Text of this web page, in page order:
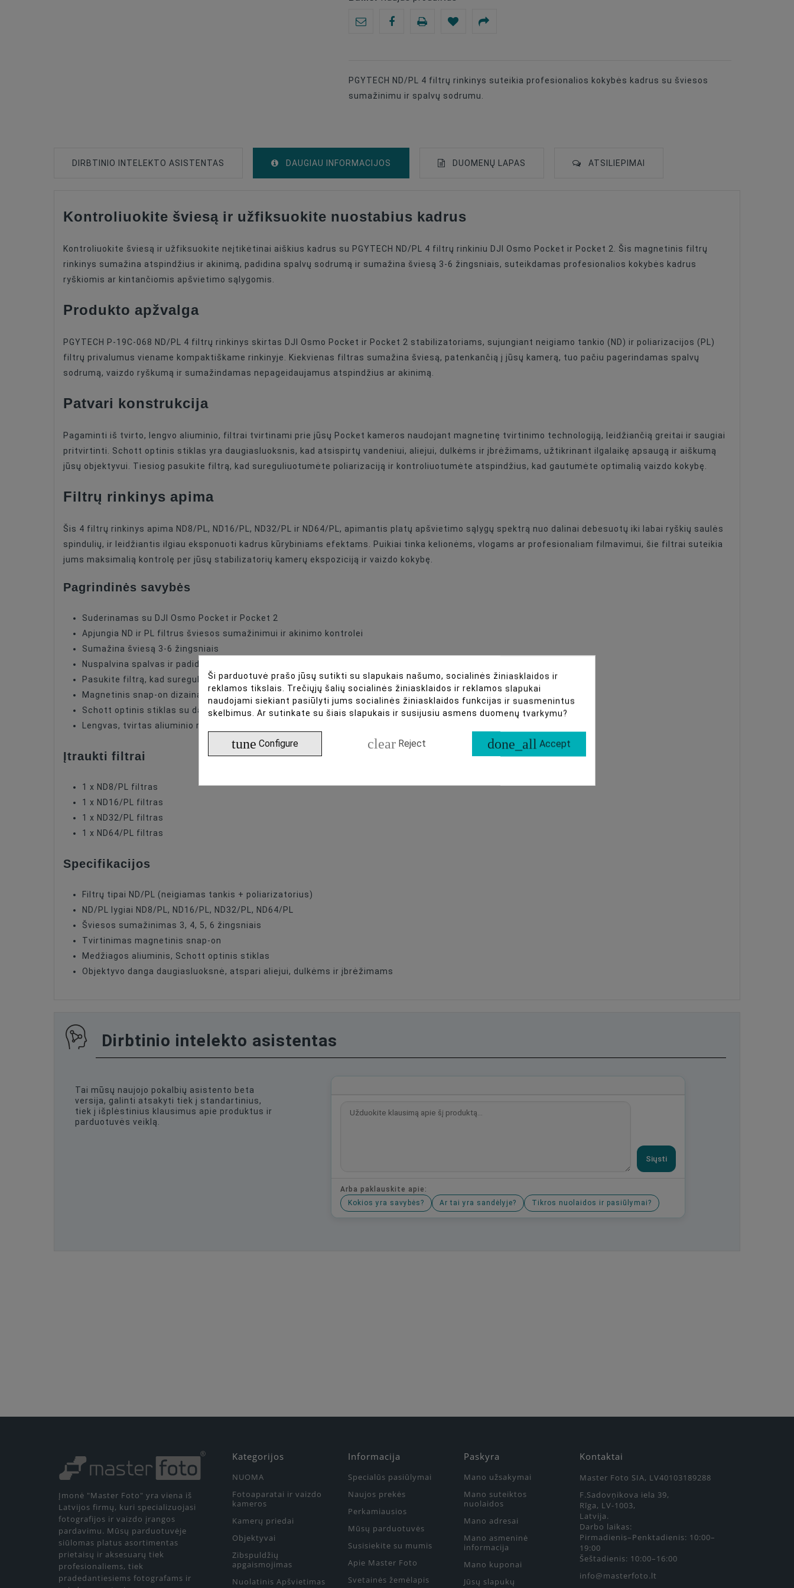
PGYTECH ND/PL 4 filtrų rinkinys suteikia profesionalios kokybės kadrus su šviesos
sumažinimu ir spalvų sodrumu.
DIRBTINIO INTELEKTO ASISTENTAS DAUGIAU INFORMACIJOS DUOMENŲ LAPAS ATSILIEPIMAI
Type Of Product Kameros Priedas - Filtrų Rinkinys
Filter Size DJI Osmo
Filter Density
Kontroliuokite šviesą ir užfiksuokite nuostabius kadrus
Kontroliuokite šviesą ir užfiksuokite neįtikėtinai aiškius kadrus su PGYTECH ND/PL 4 filtrų rinkiniu DJI Osmo Pocket ir Pocket 2. Šis magnetinis filtrų
rinkinys sumažina atspindžius ir akinimą, padidina spalvų sodrumą ir sumažina šviesą 3-6 žingsniais, suteikdamas profesionalios kokybės kadrus
ryškiomis ar kintančiomis apšvietimo sąlygomis.
Produkto apžvalga
PGYTECH P-19C-068 ND/PL 4 filtrų rinkinys skirtas DJI Osmo Pocket ir Pocket 2 stabilizatoriams, sujungiant neigiamo tankio (ND) ir poliarizacijos (PL)
filtrų privalumus viename kompaktiškame rinkinyje. Kiekvienas filtras sumažina šviesą, patenkančią į jūsų kamerą, tuo pačiu pagerindamas spalvų
sodrumą, vaizdo ryškumą ir sumažindamas nepageidaujamus atspindžius ar akinimą.
Patvari konstrukcija
Pagaminti iš tvirto, lengvo aliuminio, filtrai tvirtinami prie jūsų Pocket kameros naudojant magnetinę tvirtinimo technologiją, leidžiančią greitai ir saugiai
pritvirtinti. Schott optinis stiklas yra daugiasluoksnis, kad atsispirtų vandeniui, aliejui, dulkėms ir įbrėžimams, užtikrinant ilgalaikę apsaugą ir aiškumą
jūsų objektyvui. Tiesiog pasukite filtrą, kad sureguliuotumėte poliarizaciją ir kontroliuotumėte atspindžius, kad gautumėte optimalią vaizdo kokybę.
Filtrų rinkinys apima
Šis 4 filtrų rinkinys apima ND8/PL, ND16/PL, ND32/PL ir ND64/PL, apimantis platų apšvietimo sąlygų spektrą nuo dalinai debesuotų iki labai ryškių saulės
spindulių, ir leidžiantis ilgiau eksponuoti kadrus kūrybiniams efektams. Puikiai tinka kelionėms, vlogams ar profesionaliam filmavimui, šie filtrai suteikia
jums maksimalią kontrolę per jūsų stabilizatorių kamerų ekspoziciją ir vaizdo kokybę.
Pagrindinės savybės
Suderinamas su DJI Osmo Pocket ir Pocket 2
Apjungia ND ir PL filtrus šviesos sumažinimui ir akinimo kontrolei
Sumažina šviesą 3-6 žingsniais
Nuspalvina spalvas ir padidina vaizdo ryškumą
Pasukite filtrą, kad sureguliuotumėte poliarizaciją ir sumažintumėte atspindžius
Magnetinis snap-on dizainas greitam montavimui
Schott optinis stiklas su daugiasluoksniu danga, atsparia vandeniui, aliejui ir įbrėžimams
Lengvas, tvirtas aliuminio rėmas
Įtraukti filtrai
1 x ND8/PL filtras
1 x ND16/PL filtras
1 x ND32/PL filtras
1 x ND64/PL filtras
Specifikacijos
Filtrų tipai ND/PL (neigiamas tankis + poliarizatorius)
ND/PL lygiai ND8/PL, ND16/PL, ND32/PL, ND64/PL
Šviesos sumažinimas 3, 4, 5, 6 žingsniais
Tvirtinimas magnetinis snap-on
Medžiagos aliuminis, Schott optinis stiklas
Objektyvo danga daugiasluoksnė, atspari aliejui, dulkėms ir įbrėžimams
Dirbtinio intelekto asistentas
Tai mūsų naujojo pokalbių asistento beta
versija, galinti atsakyti tiek į standartinius,
tiek į išplėstinius klausimus apie produktus ir
parduotuvės veiklą.
Siųsti
Arba paklauskite apie:
Kokios yra savybės?
Ar tai yra sandėlyje? Tikros nuolaidos ir pasiūlymai?
Įmonė "Master Foto" yra viena iš
Latvijos firmų, kuri specializuojasi
fotografijos ir vaizdo įrangos
pardavimu. Mūsų parduotuvėje
siūlomas platus asortimentas
prietaisų ir aksesuarų tiek
profesionaliems, tiek
pradedantiesiems fotografams ir
Kategorijos
NUOMA
Fotoaparatai ir vaizdo
kameros
Kamerų priedai
Objektyvai
Zibspuldžių
apgaismojimas
Nuolatinis Apšvietimas
Informacija
Specialūs pasiūlymai
Naujos prekės
Perkamiausios
Mūsų parduotuvės
Susisiekite su mumis
Apie Master Foto
Svetainės žemėlapis
Paskyra
Mano užsakymai
Mano suteiktos
nuolaidos
Mano adresai
Mano asmeninė
informacija
Mano kuponai
Jūsų slapukų
Kontaktai
Master Foto SIA, LV40103189288
F.Sadovņikova iela 39,
Rīga, LV-1003,
Latvija.
Darbo laikas:
Pirmadienis–Penktadienis: 10:00–
19:00
Šeštadienis: 10:00–16:00
info@masterfoto.lt
Ši parduotuvė prašo jūsų sutikti su slapukais našumo, socialinės žiniasklaidos ir
reklamos tikslais. Trečiųjų šalių socialinės žiniasklaidos ir reklamos slapukai
naudojami siekiant pasiūlyti jums socialinės žiniasklaidos funkcijas ir suasmenintus
skelbimus. Ar sutinkate su šiais slapukais ir susijusiu asmens duomenų tvarkymu?
tune Configure clear Reject done_all Accept